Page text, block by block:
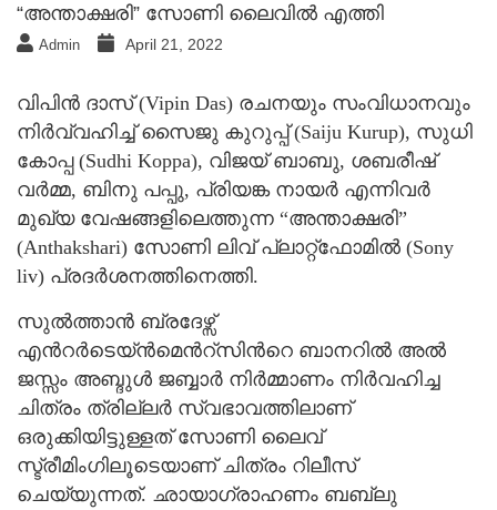
“അന്താക്ഷരി” സോണി ലൈവില്‍ എത്തി
Admin April 21, 2022
വിപിൻ ദാസ് (Vipin Das) രചനയും സംവിധാനവും
നിർവ്വഹിച്ച് സൈജു കുറുപ്പ് (Saiju Kurup), സുധി
കോപ്പ (Sudhi Koppa), വിജയ് ബാബു, ശബരീഷ്
വർമ്മ, ബിനു പപ്പു, പ്രിയങ്ക നായർ എന്നിവര്‍
മുഖ്യ വേഷങ്ങളിലെത്തുന്ന “അന്താക്ഷരി”
(Anthakshari) സോണി ലിവ് പ്ലാറ്റ്ഫോമിൽ (Sony
liv) പ്രദർശനത്തിനെത്തി.
സുൽത്താൻ ബ്രദേഴ്സ്
എന്‍റര്‍ടെയ്ൻമെന്‍റ്സിന്‍റെ ബാനറിൽ അല്‍
ജസ്സം അബ്ദുള്‍ ജബ്ബാർ നിർമ്മാണം നിർവഹിച്ച
ചിത്രം ത്രില്ലർ സ്വഭാവത്തിലാണ്
ഒരുക്കിയിട്ടുള്ളത് സോണി ലൈവ്
സ്ട്രീമിംഗിലൂടെയാണ് ചിത്രം റിലീസ്
ചെയ്യുന്നത്. ഛായാഗ്രാഹണം ബബ്‌ലു